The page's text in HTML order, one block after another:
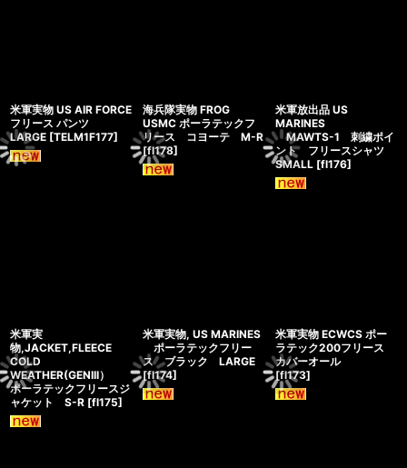
米軍実物 US AIR FORCE
フリース パンツ
LARGE [TELM1F177]
海兵隊実物 FROG
USMC ポーラテックフ
リース コヨーテ M-R
[fl178]
米軍放出品 US
MARINES
MAWTS-1 刺繍ポイ
ント フリースシャツ
SMALL [fl176]
米軍実
物,JACKET,FLEECE
COLD
WEATHER(GENIII）
ポーラテックフリースジ
ャケット S-R [fl175]
米軍実物, US MARINES
ポーラテックフリー
ス ブラック LARGE
[fl174]
米軍実物 ECWCS ポー
ラテック200フリース
カバーオール
[fl173]